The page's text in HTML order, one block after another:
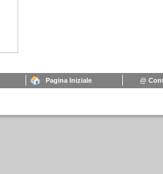
Pagina Iniziale
@